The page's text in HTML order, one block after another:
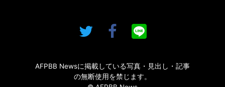
AFPBB Newsに掲載している写真・見出し・記事
の無断使用を禁じます。